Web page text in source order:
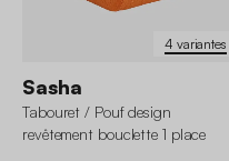
4 variantes
Sasha
Tabouret / Pouf design
revêtement bouclette 1 place